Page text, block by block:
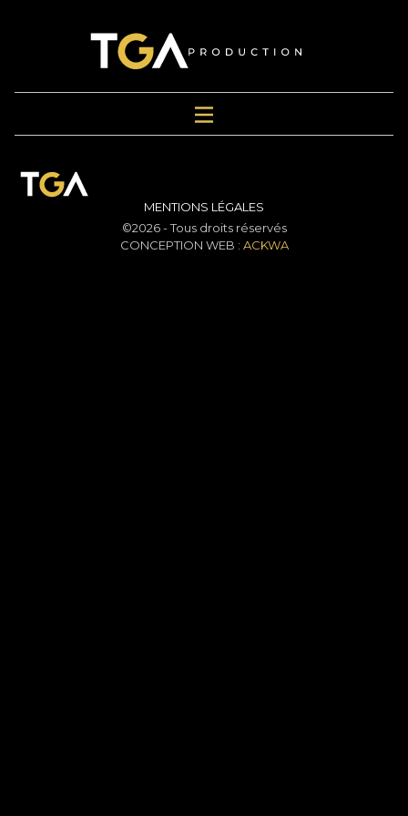
MENTIONS LÉGALES
©2026 - Tous droits réservés
CONCEPTION WEB : ACKWA